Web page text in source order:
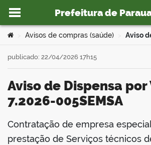
Ir para o conteúdo
Prefeitura de
portal
Você está aqui:
Avisos de compras (saúde)
Aviso de Dispensa por Valor nº
7.2026-005SEMSA
publicado: 22/04/2026 17h15
Contratação de empresa
prestação de Serviços técnicos